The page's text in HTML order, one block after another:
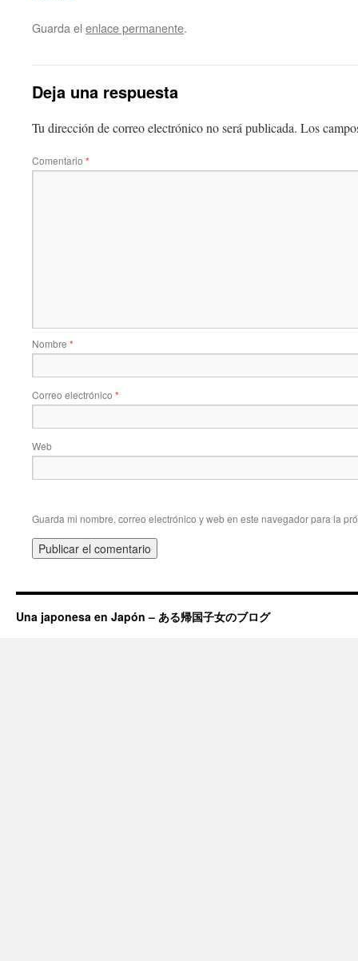
Guarda el enlace permanente.
Deja una respuesta
Tu dirección de correo electrónico no será publicada. Los
Comentario *
Nombre *
Correo electrónico *
Web
Guarda mi nombre, correo electrónico y web en este navegador para la
Una japonesa en Japón – ある帰国子女のブログ